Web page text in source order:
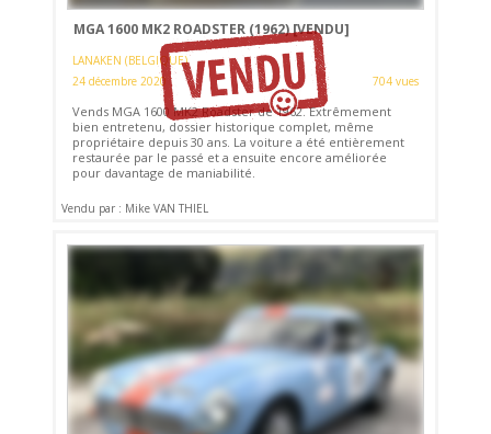
MGA 1600 MK2 ROADSTER (1962)[VENDU]
LANAKEN (BELGIQUE)
24 décembre 2020
704 vues
Vends MGA 1600 MK2 Roadster de 1962. Extrêmement
bien entretenu, dossier historique complet, même
propriétaire depuis 30 ans. La voiture a été entièrement
restaurée par le passé et a ensuite encore améliorée
pour davantage de maniabilité.
Vendu par : Mike VAN THIEL